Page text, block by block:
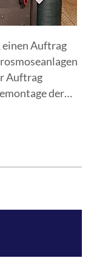
einen Auftrag
Auftrag
der
dazugehörigen